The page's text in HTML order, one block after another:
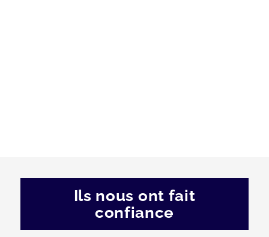
Ils nous ont fait
confiance